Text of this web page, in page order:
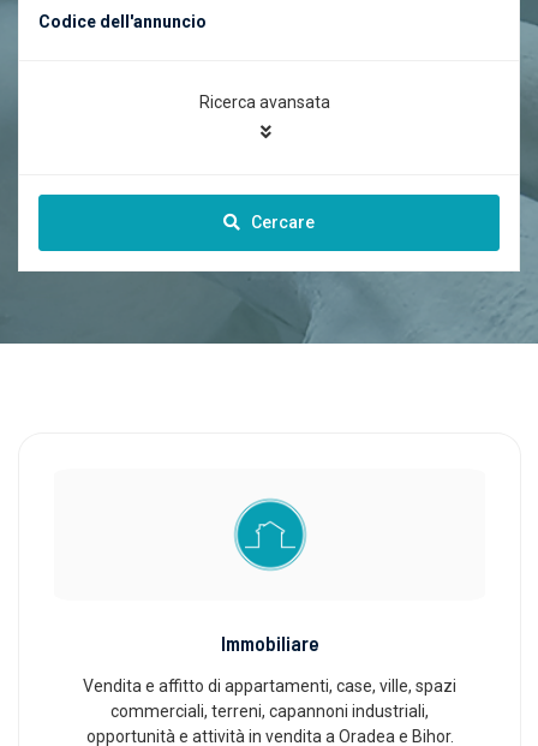
Ricerca avansata
Cercare
Immobiliare
Vendita e affitto di appartamenti, case, ville, spazi
commerciali, terreni, capannoni industriali,
opportunità e attività in vendita a Oradea e Bihor.